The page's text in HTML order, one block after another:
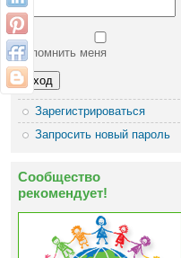
Запомнить меня
Зарегистрироваться
Запросить новый пароль
Сообщество
рекомендует!